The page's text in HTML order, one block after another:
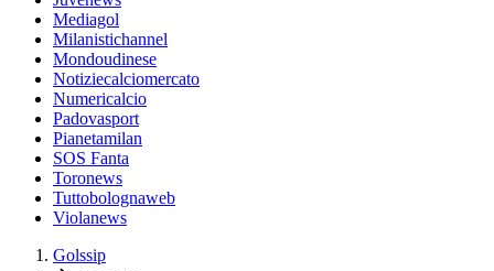
Mediagol
Milanistichannel
Mondoudinese
Notiziecalciomercato
Numericalcio
Padovasport
Pianetamilan
SOS Fanta
Toronews
Tuttobolognaweb
Violanews
Golssip